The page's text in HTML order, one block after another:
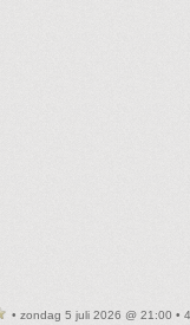
• zondag 5 juli 2026 @ 21:00 •